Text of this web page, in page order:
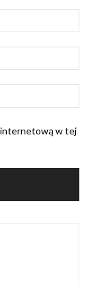
internetową w tej